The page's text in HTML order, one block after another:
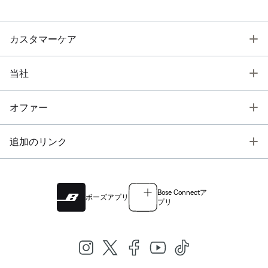
カスタマーケア
当社
オファー
追加のリンク
ボーズアプリ
Bose Connectア
プリ